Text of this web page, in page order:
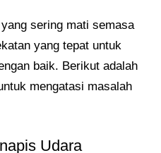
sering mati semasa
yang tepat untuk
baik. Berikut adalah
mengatasi masalah
Udara